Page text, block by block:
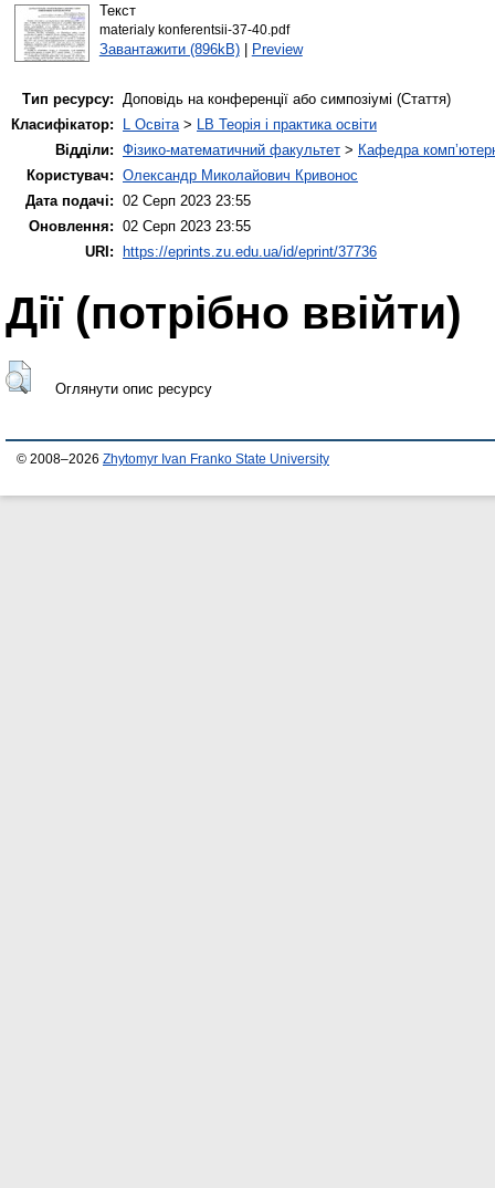
Текст
materialy konferentsii-37-40.pdf
Завантажити (896kB)| Preview
Тип ресурсу: Доповідь на конференції або симпозіумі (Стаття)
Класифікатор:
L Освіта> LB Теорія і практика освіти
Відділи: Фізико-математичний факультет > Кафедра
Користувач: Олександр Миколайович Кривонос
Дата подачі: 02 Серп 2023 23:55
Оновлення: 02 Серп 2023 23:55
URI:
https://eprints.zu.edu.ua/id/eprint/37736
Дії ​​(потрібно ввійти)
Оглянути опис ресурсу
© 2008–2026 Zhytomyr Ivan Franko State University